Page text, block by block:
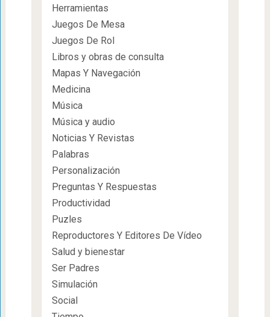
Herramientas
Juegos De Mesa
Juegos De Rol
Libros y obras de consulta
Mapas Y Navegación
Medicina
Música
Música y audio
Noticias Y Revistas
Palabras
Personalización
Preguntas Y Respuestas
Productividad
Puzles
Reproductores Y Editores De Vídeo
Salud y bienestar
Ser Padres
Simulación
Social